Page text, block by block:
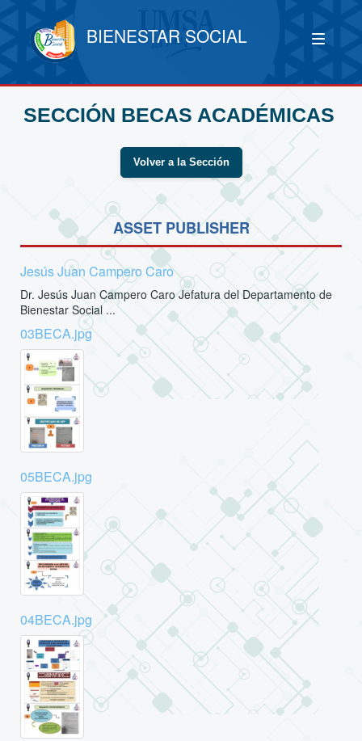
BIENESTAR SOCIAL
SECCIÓN BECAS ACADÉMICAS
Volver a la Sección
ASSET PUBLISHER
Jesús Juan Campero Caro
Dr. Jesús Juan Campero Caro Jefatura del Departamento de
Bienestar Social ...
03BECA.jpg
05BECA.jpg
04BECA.jpg